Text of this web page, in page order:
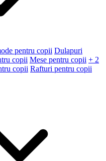
pentru copii Dulapuri
copii Mese pentru copii + 2
copii Rafturi pentru copii